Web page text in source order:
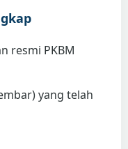
resmi PKBM
yang telah